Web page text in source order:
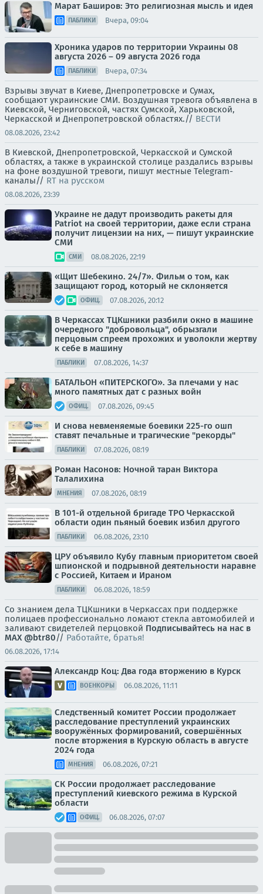
Марат Баширов: Это религиозная мысль и идея
ПАБЛИКИ Вчера, 09:04
Хроника ударов по территории Украины 08
августа 2026 – 09 августа 2026 года
ПАБЛИКИ Вчера, 07:34
Взрывы звучат в Киеве, Днепропетровске и Сумах,
сообщают украинские СМИ. Воздушная тревога объявлена в
Киевской, Черниговской, частях Сумской, Харьковской,
Черкасской и Днепропетровской областях.// ВЕСТИ
08.08.2026, 23:42
В Киевской, Днепропетровской, Черкасской и Сумской
областях, а также в украинской столице раздались взрывы
на фоне воздушной тревоги, пишут местные Telegram-
каналы// RT на русском
08.08.2026, 23:39
Украине не дадут производить ракеты для
Patriot на своей территории, даже если страна
получит лицензии на них, — пишут украинские
СМИ
СМИ 08.08.2026, 22:19
«Щит Шебекино. 24/7». Фильм о том, как
защищают город, который не склоняется
ОФИЦ. 07.08.2026, 20:12
В Черкассах ТЦКшники разбили окно в машине
очередного "добровольца", обрызгали
перцовым спреем прохожих и уволокли жертву
к себе в машину
ПАБЛИКИ 07.08.2026, 14:37
БАТАЛЬОН «ПИТЕРСКОГО». За плечами у нас
много памятных дат с разных войн
ОФИЦ. 07.08.2026, 09:45
И снова невменяемые боевики 225-го ошп
ставят печальные и трагические "рекорды"
ПАБЛИКИ 07.08.2026, 08:19
Роман Насонов: Ночной таран Виктора
Талалихина
МНЕНИЯ 07.08.2026, 08:19
В 101-й отдельной бригаде ТРО Черкасской
области один пьяный боевик избил другого
ПАБЛИКИ 06.08.2026, 23:10
ЦРУ объявило Кубу главным приоритетом своей
шпионской и подрывной деятельности наравне
с Россией, Китаем и Ираном
ПАБЛИКИ 06.08.2026, 18:59
Со знанием дела ТЦКшники в Черкассах при поддержке
полицаев профессионально ломают стекла автомобилей и
заливают свидетелей перцовкой Подписывайтесь на нас в
MAX @btr80// Работайте, братья!
06.08.2026, 17:14
Александр Коц: Два года вторжению в Курск
ВОЕНКОРЫ 06.08.2026, 11:11
Следственный комитет России продолжает
расследование преступлений украинских
вооружённых формирований, совершённых
после вторжения в Курскую область в августе
2024 года
МНЕНИЯ 06.08.2026, 07:21
СК России продолжает расследование
преступлений киевского режима в Курской
области
ОФИЦ. 06.08.2026, 07:07